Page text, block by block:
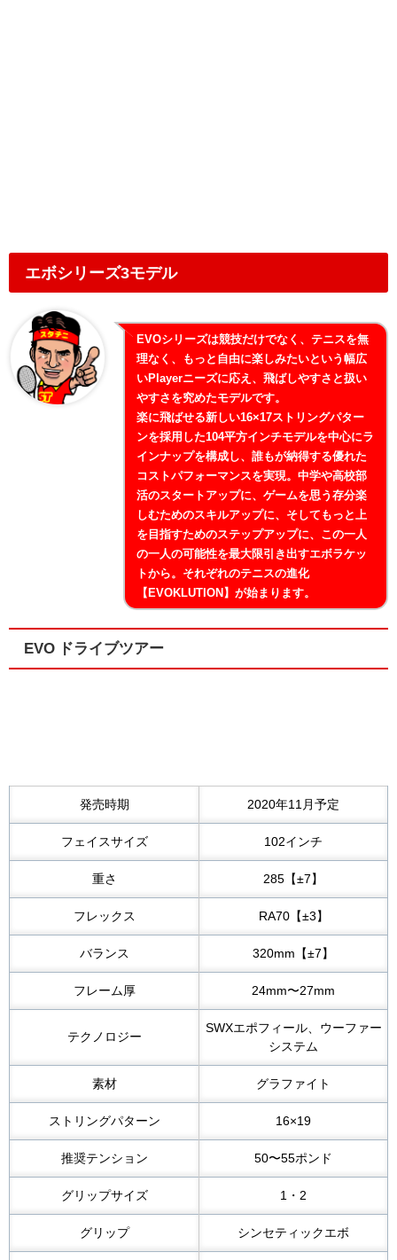
エボシリーズ3モデル
EVOシリーズは競技だけでなく、テニスを無
理なく、もっと自由に楽しみたいという幅広
いPlayerニーズに応え、飛ばしやすさと扱い
やすさを究めたモデルです。
楽に飛ばせる新しい16×17ストリングパター
ンを採用した104平方インチモデルを中心にラ
インナップを構成し、誰もが納得する優れた
コストパフォーマンスを実現。中学や高校部
活のスタートアップに、ゲームを思う存分楽
しむためのスキルアップに、そしてもっと上
を目指すためのステップアップに、この一人
の一人の可能性を最大限引き出すエボラケッ
トから。それぞれのテニスの進化
【EVOKLUTION】が始まります。
EVO ドライブツアー
発売時期 2020年11月予定
フェイスサイズ 102インチ
重さ 285【±7】
フレックス RA70【±3】
バランス 320mm【±7】
フレーム厚 24mm〜27mm
テクノロジー
SWXエポフィール、ウーファー
システム
素材 グラファイト
ストリングパターン 16×19
推奨テンション 50〜55ポンド
グリップサイズ 1・2
グリップ シンセティックエボ